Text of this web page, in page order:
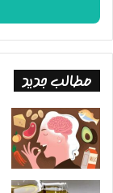
وارد
کنید
مطالب جدید